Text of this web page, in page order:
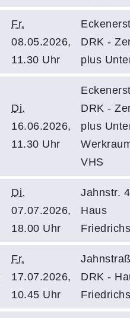
Fr.
08.05.2026,
11.30 Uhr
DRK -
plus
Di.
16.06.2026,
11.30 Uhr
DRK -
plus
VHS
Di.
07.07.2026,
18.00 Uhr
Jahnstr.
Haus
Fr.
17.07.2026,
10.45 Uhr
DRK -